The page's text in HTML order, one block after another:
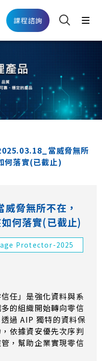
課程諮詢
當威脅無所
何落實(已截止)
脅無所不在，
何落實(已截止)
Protector-2025
任」是強化資料與系
的組織開始轉向零信
過 AIP 獨特的資料保
依據資安優先次序判
，幫助企業實現零信